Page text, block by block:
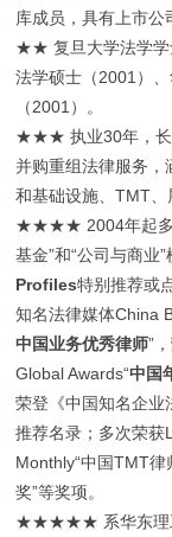
库成员，具有上市公
★★ 复旦大学法学学
法学硕士（2001）
（2001）。
★★★ 执业30年，长
并购重组法律服务，
和基础设施、TMT、
★★★★ 2004年起多
基金”和“公司与商业
Profiles特别推荐或
知名法律媒体China
中国业务优秀律师”
Global Awards“中国
荣登《中国知名企业
推荐名录；多次荣
Monthly“中国TMT律
奖”等奖项。
★★★★★ 系华东理工